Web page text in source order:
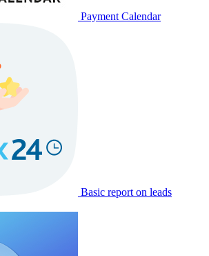
Payment Calendar
Basic report on leads